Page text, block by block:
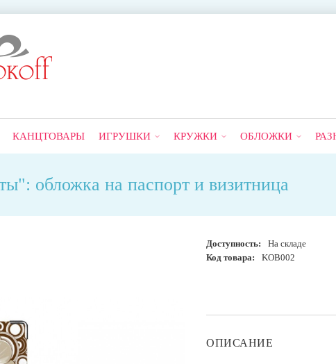
КАНЦТОВАРЫ ИГРУШКИ КРУЖКИ ОБЛОЖКИ
обложка на паспорт и визитница
Доступность:
На складе
Код товара:
KOB002
ОПИСАНИЕ